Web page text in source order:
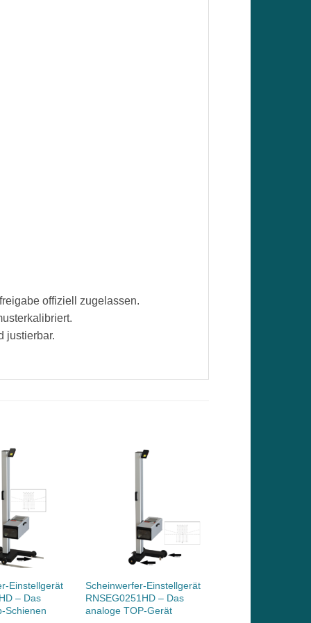
offiziell zugelassen.
justierbar.
Einstellgerät
– Das
Schienen
Scheinwerfer-Einstellgerät
RNSEG0251HD – Das
analoge TOP-Gerät